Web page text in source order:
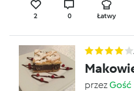
2 0 Łatwy
przezGość